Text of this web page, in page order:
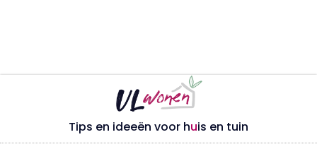
Tips en ideeën voor huis en tuin